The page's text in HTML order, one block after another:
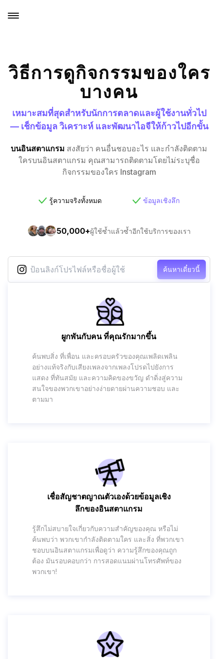
วิธีการดูกิจกรรมของใคร
บางคน
เหมาะสมที่สุดสำหรับนักการตลาดและผู้ใช้งานทั่วไป
— เช็กข้อมูล วิเคราะห์ และพัฒนาไอจีให้ก้าวไปอีกขั้น
บนอินสตาแกรม สงสัยว่า คนอื่นชอบอะไร และกำลังติดตาม
ใครบนอินสตาแกรม คุณสามารถติดตามโดยไม่ระบุชื่อ
กิจกรรมของใคร Instagram
รู้ความจริงทั้งหมด ข้อมูลเชิงลึก
50,000+ผู้ใช้ซ้ำแล้วซ้ำอีกใช้บริการของเรา
ค้นหาเดี๋ยวนี้
ผูกพันกับคน ที่คุณรักมากขึ้น
ค้นพบสิ่ง ที่เพื่อน และครอบครัวของคุณเพลิดเพลิน
อย่างแท้จริงกับเสียงเพลงจากเพลงโปรดไปยังการ
แสดง ที่ทันสมัย และความคิดของขวัญ ดำดิ่งสู่ความ
สนใจของพวกเขาอย่างง่ายดายผ่านความชอบ และ
ตามมา
เชื่อสัญชาตญาณตัวเองด้วยข้อมูลเชิง
ลึกของอินสตาแกรม
รู้สึกไม่สบายใจเกี่ยวกับความสำคัญของคุณ หรือไม่
ค้นพบว่า พวกเขากำลังติดตามใคร และสิ่ง ที่พวกเขา
ชอบบนอินสตาแกรมเพื่อดูว่า ความรู้สึกของคุณถูก
ต้อง มันรอบคอบกว่า การสอดแนมผ่านโทรศัพท์ของ
พวกเขา!